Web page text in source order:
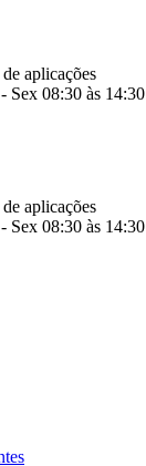
aplicações
Sex 08:30 às 14:30
aplicações
Sex 08:30 às 14:30